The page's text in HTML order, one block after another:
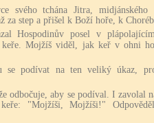
svého tchána Jitra, midjánského
za step a přišel k Boží hoře, k
Hospodinův posel v
keře. Mojžíš viděl, jak keř v ohni
se podívat na ten veliký úkaz,
odbočuje, aby se podíval. I zavolal
keře: "Mojžíši, Mojžíši!"